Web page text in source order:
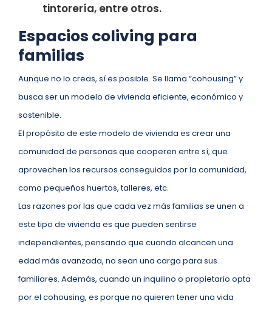
tintorería, entre otros.
Espacios coliving para
familias
Aunque no lo creas, sí es posible. Se llama “cohousing” y
busca ser un modelo de vivienda eficiente, económico y
sostenible.
El propósito de este modelo de vivienda es crear una
comunidad de personas que cooperen entre sí, que
aprovechen los recursos conseguidos por la comunidad,
como pequeños huertos, talleres, etc.
Las razones por las que cada vez más familias se unen a
este tipo de vivienda es que pueden sentirse
independientes, pensando que cuando alcancen una
edad más avanzada, no sean una carga para sus
familiares. Además, cuando un inquilino o propietario opta
por el cohousing, es porque no quieren tener una vida